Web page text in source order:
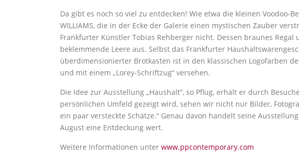
Da gibt es noch so viel zu entdecken! Wie etwa die kleinen Voodoo-
WILLIAMS, die in der Ecke der Galerie einen mystischen Zauber
Frankfurter Künstler Tobias Rehberger nicht. Dessen braunes
beklemmende Leere aus. Selbst das Frankfurter
überdimensionierter Brotkasten ist in den klassischen Logofarben
und mit einem „Lorey-Schriftzug“ versehen.
Die Idee zur Ausstellung „Haushalt“, so Pflug, erhält er durch
persönlichen Umfeld gezeigt wird, sehen wir nicht nur Bilder,
ein paar versteckte Schätze.“ Genau davon handelt seine
August eine Entdeckung wert.
Weitere Informationen unter www.ppcontemporary.com